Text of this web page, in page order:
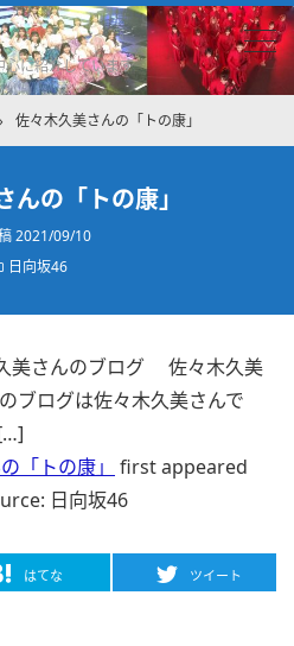
心に紹介しています
› 佐々木久美さんの「トの康」
んの「トの康」
2021/09/10
日向坂46
美さんのブログ 佐々木久美
ブログは佐々木久美さんで
「トの康」
first appeared
日向坂46
はてな ツイート